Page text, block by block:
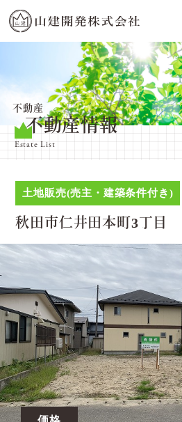
不動産
不動産情報
Estate List
土地販売(売主・建築条件付き)
秋田市仁井田本町3丁目